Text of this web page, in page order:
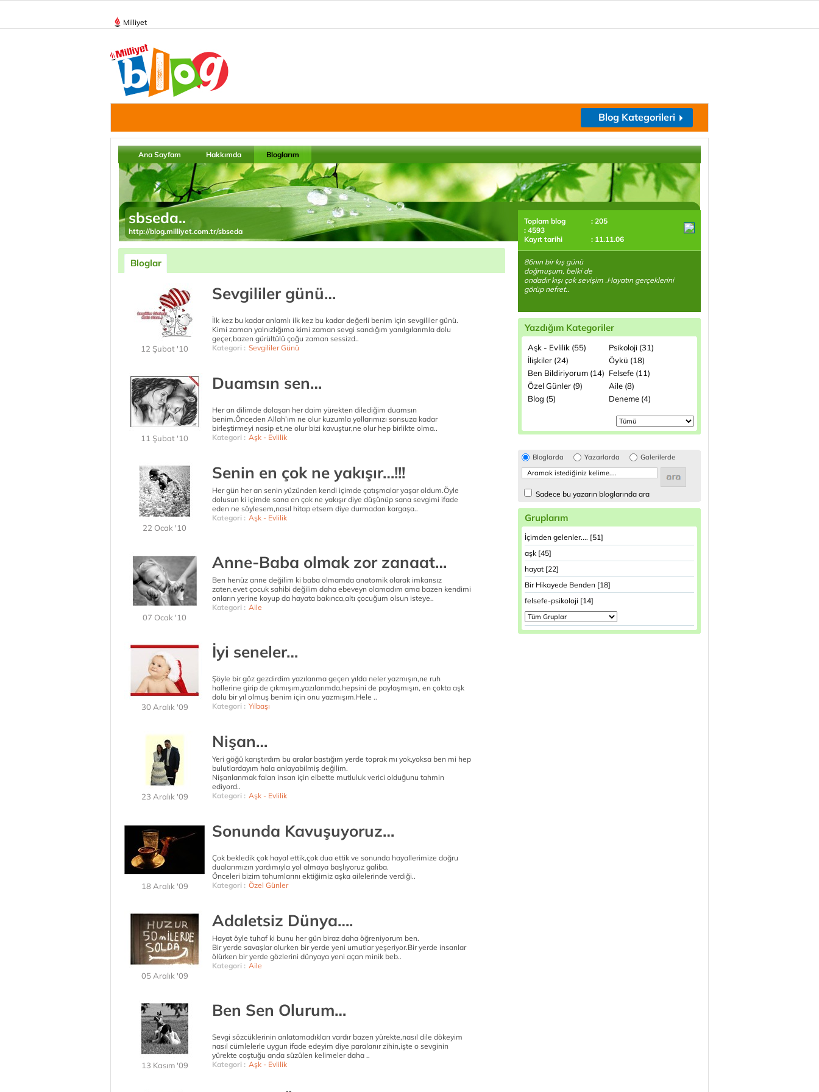
Milliyet
Blog Kategorileri
Ana Sayfam Hakkımda Bloglarım
sbseda..
http://blog.milliyet.com.tr/sbseda
Bloglar
12 Şubat '10
Sevgililer günü…
İlk kez bu kadar anlamlı ilk kez bu kadar değerli benim için sevgililer günü.
Kimi zaman yalnızlığıma kimi zaman sevgi sandığım yanılgılarımla dolu
geçer,bazen gürültülü çoğu zaman sessizd..
Kategori : Sevgililer Günü
11 Şubat '10
Duamsın sen…
Her an dilimde dolaşan her daim yürekten dilediğim duamsın
benim.Önceden Allah’ım ne olur kuzumla yollarımızı sonsuza kadar
birleştirmeyi nasip et,ne olur bizi kavuştur,ne olur hep birlikte olma..
Kategori : Aşk - Evlilik
22 Ocak '10
Senin en çok ne yakışır…!!!
Her gün her an senin yüzünden kendi içimde çatışmalar yaşar oldum.Öyle
dolusun ki içimde sana en çok ne yakışır diye düşünüp sana sevgimi ifade
eden ne söylesem,nasıl hitap etsem diye durmadan kargaşa..
Kategori : Aşk - Evlilik
07 Ocak '10
Anne-Baba olmak zor zanaat…
Ben henüz anne değilim ki baba olmamda anatomik olarak imkansız
zaten,evet çocuk sahibi değilim daha ebeveyn olamadım ama bazen kendimi
onların yerine koyup da hayata bakınca,altı çocuğum olsun isteye..
Kategori : Aile
30 Aralık '09
İyi seneler…
Şöyle bir göz gezdirdim yazılarıma geçen yılda neler yazmışın,ne ruh
hallerine girip de çıkmışım,yazılarımda,hepsini de paylaşmışın, en çokta aşk
dolu bir yıl olmuş benim için onu yazmışım.Hele ..
Kategori : Yılbaşı
23 Aralık '09
Nişan…
Yeri göğü karıştırdım bu aralar bastığım yerde toprak mı yok,yoksa ben mi hep
bulutlardayım hala anlayabilmiş değilim.
Nişanlanmak falan insan için elbette mutluluk verici olduğunu tahmin
ediyord..
Kategori : Aşk - Evlilik
18 Aralık '09
Sonunda Kavuşuyoruz…
Çok bekledik çok hayal ettik,çok dua ettik ve sonunda hayallerimize doğru
dualarımızın yardımıyla yol almaya başlıyoruz galiba.
Önceleri bizim tohumlarını ektiğimiz aşka ailelerinde verdiği..
Kategori : Özel Günler
05 Aralık '09
Adaletsiz Dünya….
Hayat öyle tuhaf ki bunu her gün biraz daha öğreniyorum ben.
Bir yerde savaşlar olurken bir yerde yeni umutlar yeşeriyor.Bir yerde insanlar
ölürken bir yerde gözlerini dünyaya yeni açan minik beb..
Kategori : Aile
13 Kasım '09
Ben Sen Olurum…
Sevgi sözcüklerinin anlatamadıkları vardır bazen yürekte,nasıl dile dökeyim
nasıl cümlelerle uygun ifade edeyim diye paralanır zihin,işte o sevginin
yürekte coştuğu anda süzülen kelimeler daha ..
Kategori : Aşk - Evlilik
Toplam blog
: 205
: 4593
Kayıt tarihi
: 11.11.06
86nın bir kış günü
doğmuşum, belki de
ondadır kışı çok sevişim .Hayatın gerçeklerini
görüp nefret..
Yazdığım Kategoriler
Aşk - Evlilik (55)
Psikoloji (31)
İlişkiler (24)
Öykü (18)
Ben Bildiriyorum (14) Felsefe (11)
Özel Günler (9)
Aile (8)
Blog (5)
Deneme (4)
Bloglarda Yazarlarda Galerilerde
Sadece bu yazarın bloglarında ara
Gruplarım
İçimden gelenler.... [51]
aşk [45]
hayat [22]
Bir Hikayede Benden [18]
felsefe-psikoloji [14]